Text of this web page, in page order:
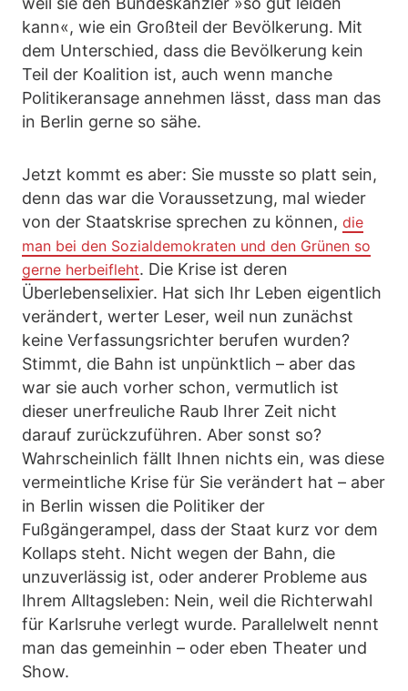
kann«, wie ein Großteil der Bevölkerung. Mit
dem Unterschied, dass die Bevölkerung kein
Teil der Koalition ist, auch wenn manche
Politikeransage annehmen lässt, dass man das
in Berlin gerne so sähe.
Jetzt kommt es aber: Sie musste so platt sein,
denn das war die Voraussetzung, mal wieder
von der Staatskrise sprechen zu können, die
man bei den Sozialdemokraten und den Grünen so
gerne herbeifleht. Die Krise ist deren
Überlebenselixier. Hat sich Ihr Leben eigentlich
verändert, werter Leser, weil nun zunächst
keine Verfassungsrichter berufen wurden?
Stimmt, die Bahn ist unpünktlich – aber das
war sie auch vorher schon, vermutlich ist
dieser unerfreuliche Raub Ihrer Zeit nicht
darauf zurückzuführen. Aber sonst so?
Wahrscheinlich fällt Ihnen nichts ein, was diese
vermeintliche Krise für Sie verändert hat – aber
in Berlin wissen die Politiker der
Fußgängerampel, dass der Staat kurz vor dem
Kollaps steht. Nicht wegen der Bahn, die
unzuverlässig ist, oder anderer Probleme aus
Ihrem Alltagsleben: Nein, weil die Richterwahl
für Karlsruhe verlegt wurde. Parallelwelt nennt
man das gemeinhin – oder eben Theater und
Show.